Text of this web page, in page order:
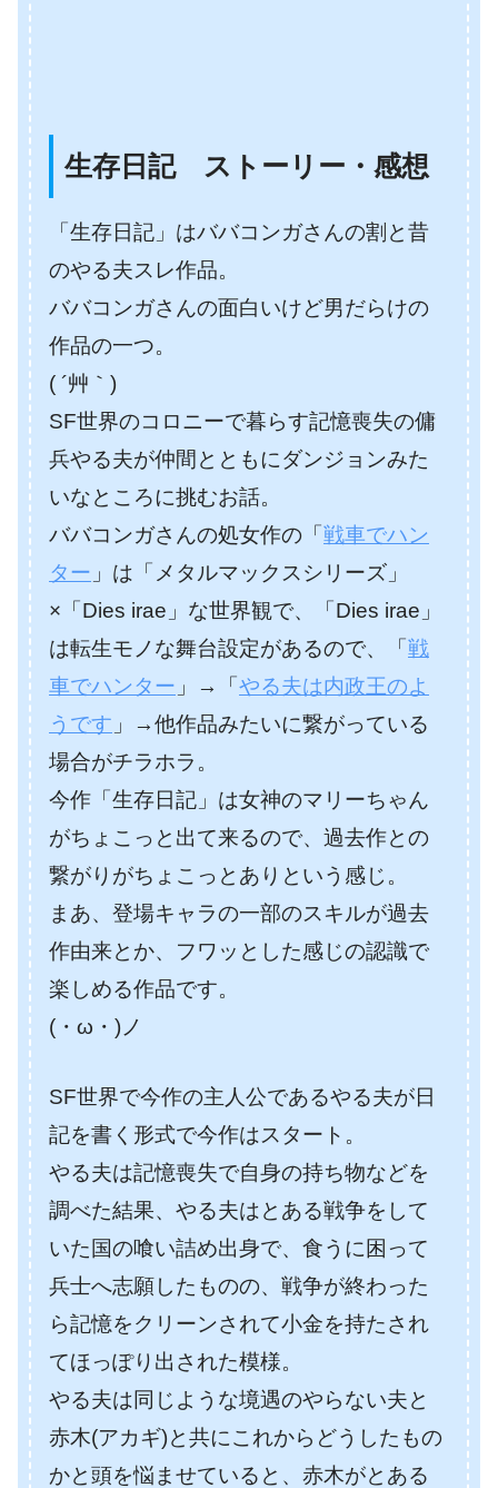
生存日記 ストーリー・感想
「生存日記」はババコンガさんの割と昔
のやる夫スレ作品。
ババコンガさんの面白いけど男だらけの
作品の一つ。
( ´艸｀)
SF世界のコロニーで暮らす記憶喪失の傭
兵やる夫が仲間とともにダンジョンみた
いなところに挑むお話。
ババコンガさんの処女作の「戦車でハン
ター 」は 「メタルマックスシリーズ」
×「Dies irae」な世界観で、「Dies irae」
は転生モノな舞台設定があるので、
「戦
車でハンター 」→「やる夫は内政王のよ
うです 」→他作品みたいに繋がっている
場合がチラホラ。
今作「生存日記」は女神のマリーちゃん
がちょこっと出て来るので、過去作との
繋がりがちょこっとありという感じ。
まあ、登場キャラの一部のスキルが過去
作由来とか、フワッとした感じの認識で
楽しめる作品です。
(・ω・)ノ
SF世界で今作の主人公であるやる夫が日
記を書く形式で今作はスタート。
やる夫は記憶喪失で自身の持ち物などを
調べた結果、やる夫はとある戦争をして
いた国の喰い詰め出身で、食うに困って
兵士へ志願したものの、戦争が終わった
ら記憶をクリーンされて小金を持たされ
てほっぽり出された模様。
やる夫は同じような境遇のやらない夫と
赤木(アカギ)と共にこれからどうしたもの
かと頭を悩ませていると、赤木がとある